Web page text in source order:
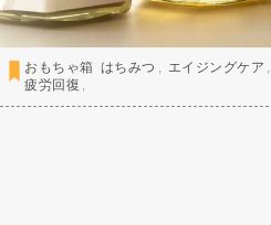
おもちゃ箱 はちみつ エイジングケア
疲労回復